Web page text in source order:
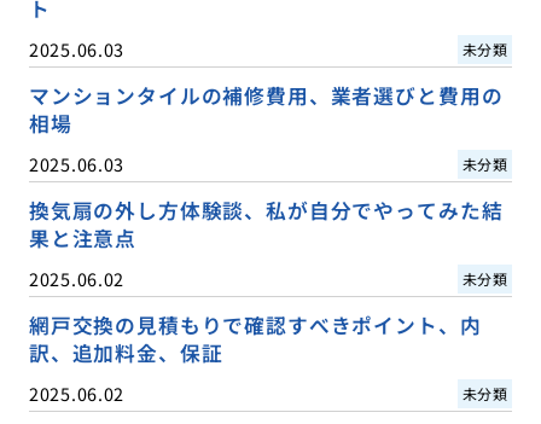
ト
2025.06.03 未分類
マンションタイルの補修費用、業者選びと費用の
相場
2025.06.03 未分類
換気扇の外し方体験談、私が自分でやってみた結
果と注意点
2025.06.02 未分類
網戸交換の見積もりで確認すべきポイント、内
訳、追加料金、保証
2025.06.02 未分類